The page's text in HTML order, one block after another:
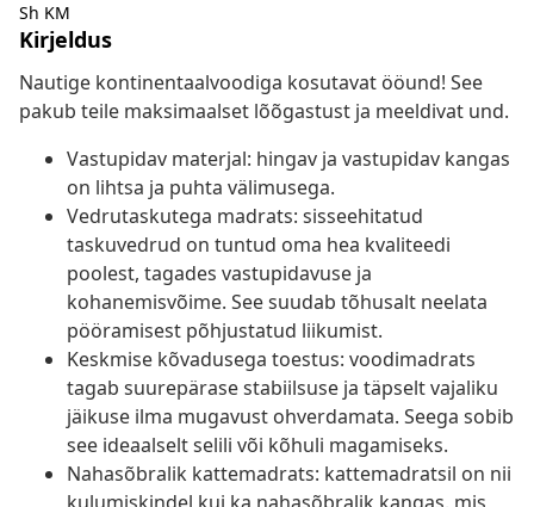
Sh KM
Kirjeldus
Nautige kontinentaalvoodiga kosutavat ööund! See
pakub teile maksimaalset lõõgastust ja meeldivat und.
Vastupidav materjal: hingav ja vastupidav kangas
on lihtsa ja puhta välimusega.
Vedrutaskutega madrats: sisseehitatud
taskuvedrud on tuntud oma hea kvaliteedi
poolest, tagades vastupidavuse ja
kohanemisvõime. See suudab tõhusalt neelata
pööramisest põhjustatud liikumist.
Keskmise kõvadusega toestus: voodimadrats
tagab suurepärase stabiilsuse ja täpselt vajaliku
jäikuse ilma mugavust ohverdamata. Seega sobib
see ideaalselt selili või kõhuli magamiseks.
Nahasõbralik kattemadrats: kattemadratsil on nii